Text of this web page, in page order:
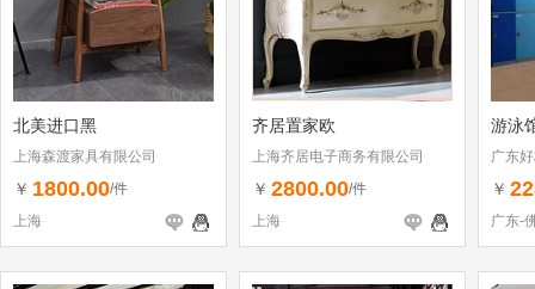
北美进口黑
上海森渡家具有限公司
￥ 1800.00/件
上海
齐居置家欧
上海齐居电子商务有限公司
￥ 2800.00/件
上海
游泳
广东
￥
广东-